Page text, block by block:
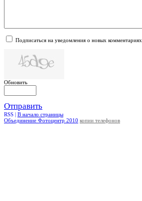
Подписаться на уведомления о новых комментариях
Обновить
Отправить
RSS | В начало страницы
Объединение Фотоцентр 2010 копии телефонов